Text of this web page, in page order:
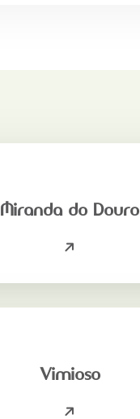
Miranda do Douro
Vimioso